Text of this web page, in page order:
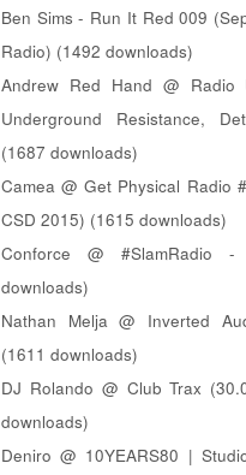
Ben Sims - Run It Red 009
Radio) (1492 downloads)
Andrew Red Hand @
Underground Resistance,
(1687 downloads)
Camea @ Get Physical Radio
CSD 2015) (1615 downloads)
Conforce @ #SlamRadio
downloads)
Nathan Melja @ Inverted
(1611 downloads)
DJ Rolando @ Club Trax
downloads)
Deniro @ 10YEARS80 |